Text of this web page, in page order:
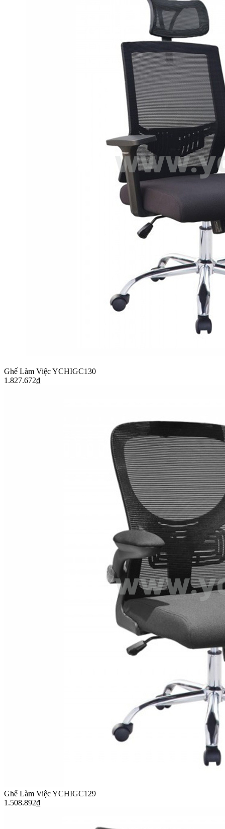
Ghế Làm Việc YCHIGC130
1.827.672₫
Ghế Làm Việc YCHIGC129
1.508.892₫